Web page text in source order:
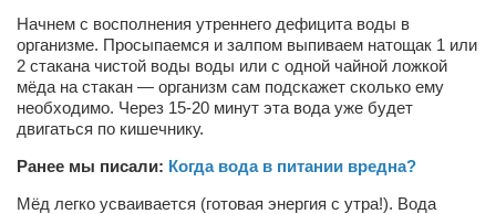
Актёры
Валентин Бурый
Артём Мяус
Начнем с восполнения утреннего дефицита воды в
организме. Просыпаемся и залпом выпиваем натощак 1 или
2 стакана чистой воды воды или с одной чайной ложкой
мёда на стакан — организм сам подскажет сколько ему
необходимо. Через 15-20 минут эта вода уже будет
двигаться по кишечнику.
Ранее мы писали: Когда вода в питании вредна?
Мёд легко усваивается (готовая энергия с утра!). Вода